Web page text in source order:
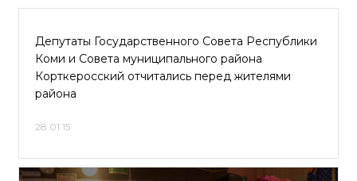
Депутаты Государственного Совета Республики
Коми и Совета муниципального района
Корткеросский отчитались перед жителями
района
28.01.15